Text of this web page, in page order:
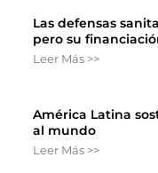
Las defensas
pero su
Leer Más >>
América Latina
al mundo
Leer Más >>